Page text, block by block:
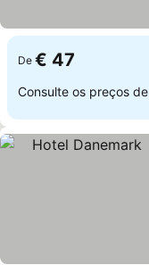
De € 47
Consulte os preços de